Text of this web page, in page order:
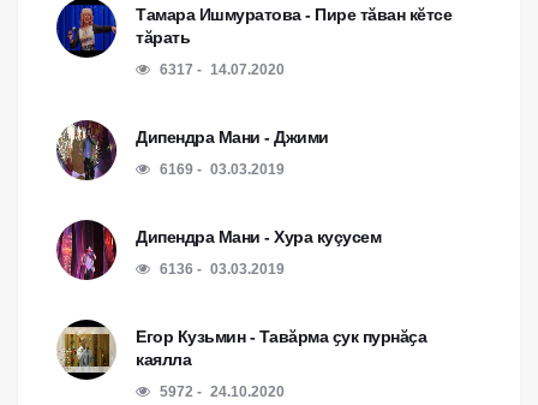
Тамара Ишмуратова - Пире тăван кĕтсе
тăрать
6317 14.07.2020
Дипендра Мани - Джими
6169 03.03.2019
Дипендра Мани - Хура куçусем
6136 03.03.2019
Егор Кузьмин - Тавӑрма ҫук пурнӑҫа
каялла
5972 24.10.2020